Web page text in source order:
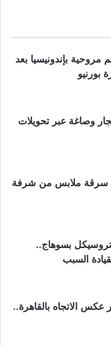
مروحية بإندونيسيا بعد
بورنيو
وصاغة عبر تحويلات
سرقة ملابس من شرفة
تروسيكل بسوهاج..
السبب
الاتجاه بالقاهرة..